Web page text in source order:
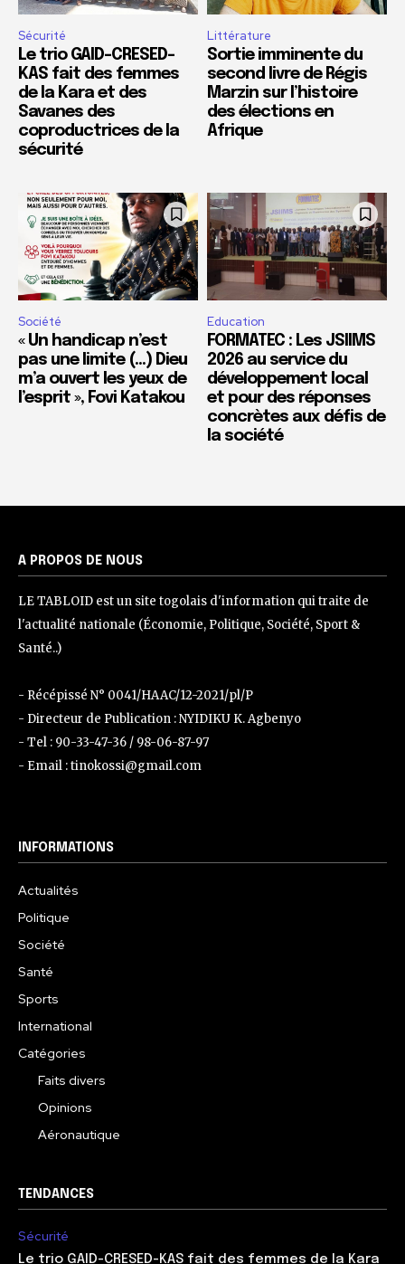
Sécurité
Le trio GAID-CRESED-
KAS fait des femmes
de la Kara et des
Savanes des
coproductrices de la
sécurité
Littérature
Sortie imminente du
second livre de Régis
Marzin sur l’histoire
des élections en
Afrique
Société
« Un handicap n’est
pas une limite (…) Dieu
m’a ouvert les yeux de
l’esprit », Fovi Katakou
Education
FORMATEC : Les JSIIMS
2026 au service du
développement local
et pour des réponses
concrètes aux défis de
la société
A PROPOS DE NOUS
LE TABLOID est un site togolais d'information qui traite de
l'actualité nationale (Économie, Politique, Société, Sport &
Santé..)
- Récépissé N° 0041/HAAC/12-2021/pl/P
- Directeur de Publication : NYIDIKU K. Agbenyo
- Tel : 90-33-47-36 / 98-06-87-97
- Email : tinokossi@gmail.com
INFORMATIONS
Actualités
Politique
Société
Santé
Sports
International
Catégories
Faits divers
Opinions
Aéronautique
TENDANCES
Sécurité
Le trio GAID-CRESED-KAS fait des femmes de la Kara